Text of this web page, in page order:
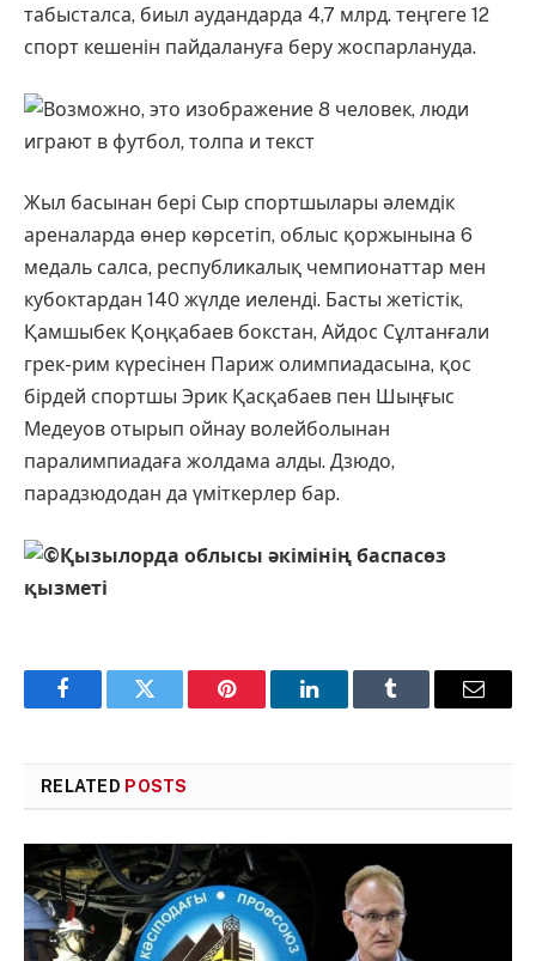
табысталса, биыл аудандарда 4,7 млрд. теңгеге 12
спорт кешенін пайдалануға беру жоспарлануда.
Жыл басынан бері Сыр спортшылары әлемдік
ареналарда өнер көрсетіп, облыс қоржынына 6
медаль салса, республикалық чемпионаттар мен
кубоктардан 140 жүлде иеленді. Басты жетістік,
Қамшыбек Қоңқабаев бокстан, Айдос Сұлтанғали
грек-рим күресінен Париж олимпиадасына, қос
бірдей спортшы Эрик Қасқабаев пен Шыңғыс
Медеуов отырып ойнау волейболынан
паралимпиадаға жолдама алды. Дзюдо,
парадзюдодан да үміткерлер бар.
Қызылорда облысы әкімінің баспасөз
қызметі
FacebookTwitter Pinterest LinkedInTumblr Email
RELATED POSTS